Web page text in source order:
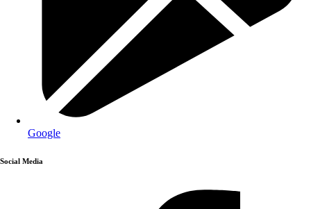
Google
Social Media